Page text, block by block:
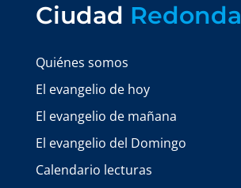
Ciudad Redonda
Quiénes somos
El evangelio de hoy
El evangelio de mañana
El evangelio del Domingo
Calendario lecturas